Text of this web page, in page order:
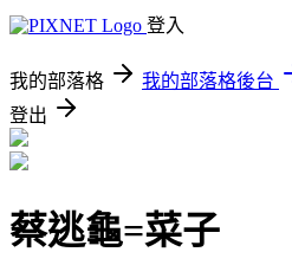
登入
我的部落格 我的部落格後台
登出
蔡逃龜=菜子